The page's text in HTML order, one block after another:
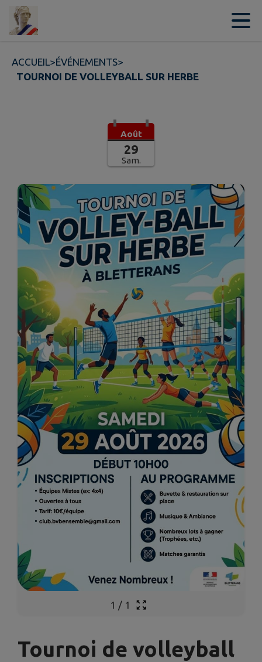
Contenu
ACCUEIL>ÉVÉNEMENTS>
TOURNOI DE VOLLEYBALL SUR HERBE
Août
29
Sam.
1 / 1
Tournoi de volleyball